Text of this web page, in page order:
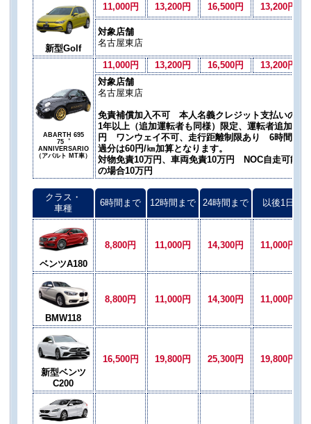
新型Golf
11,000円 13,200円 16,500円 13,200円
対象店舗
名古屋東店
ABARTH 695
75゜
ANNIVERSARIO
（アバルト MT車）
11,000円 13,200円 16,500円
13,200円
対象店舗
名古屋東店
免責補償加入不可 本人名義クレジット支払いのみ
1年以上（追加運転者も同様）限定、運転者追加料
円 ワンウェイ不可、走行距離制限あり 6時間300
過分は60円/㎞加算となります。
対物免責10万円、車両免責10万円 NOC自走可能の
の場合10万円
クラス・
車種
6時間まで 12時間まで 24時間まで 以後1日
ベンツA180
8,800円 11,000円 14,300円 11,000円
BMW118
8,800円 11,000円 14,300円 11,000円
新型ベンツ
C200
16,500円 19,800円 25,300円 19,800円